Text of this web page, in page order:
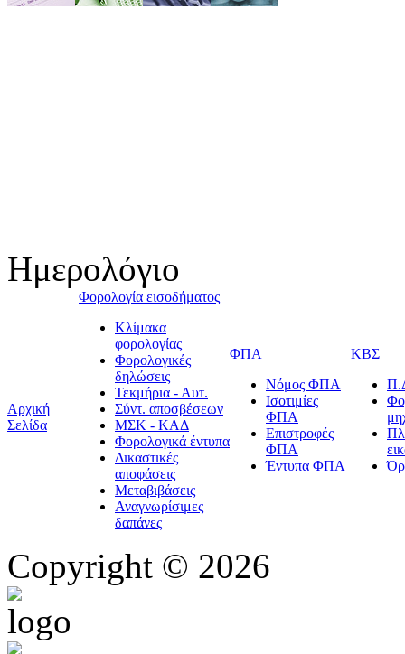
Ημερολόγιο
Αρχική
Σελίδα
Φορολογία εισοδήματος
Κλίμακα
φορολογίας
Φορολογικές
δηλώσεις
Τεκμήρια - Αυτ.
Σύντ. αποσβέσεων
ΜΣΚ - ΚΑΔ
Φορολογικά έντυπα
Δικαστικές
αποφάσεις
Μεταβιβάσεις
Αναγνωρίσιμες
δαπάνες
ΦΠΑ
Νόμος ΦΠΑ
Ισοτιμίες
ΦΠΑ
Επιστροφές
ΦΠΑ
Έντυπα ΦΠΑ
ΚΒΣ
Copyright © 2026